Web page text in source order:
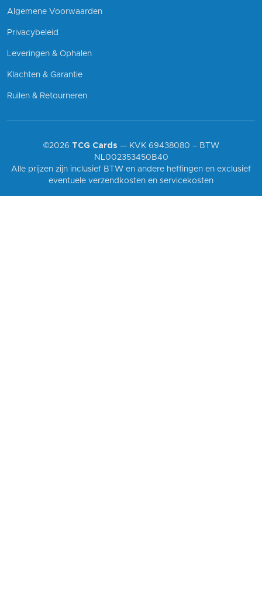
Algemene Voorwaarden
Privacybeleid
Leveringen & Ophalen
Klachten & Garantie
Ruilen & Retourneren
©2026 TCG Cards — KVK 69438080 – BTW
NL002353450B40
Alle prijzen zijn inclusief BTW en andere heffingen en exclusief
eventuele verzendkosten en servicekosten